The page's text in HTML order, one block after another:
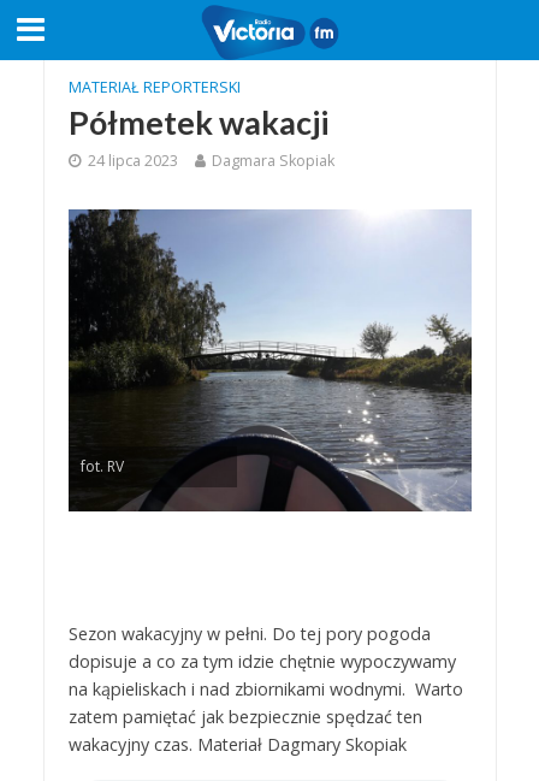
MATERIAŁ REPORTERSKI
Półmetek wakacji
24 lipca 2023 Dagmara Skopiak
fot. RV
Sezon wakacyjny w pełni. Do tej pory pogoda
dopisuje a co za tym idzie chętnie wypoczywamy
na kąpieliskach i nad zbiornikami wodnymi. Warto
zatem pamiętać jak bezpiecznie spędzać ten
wakacyjny czas. Materiał Dagmary Skopiak